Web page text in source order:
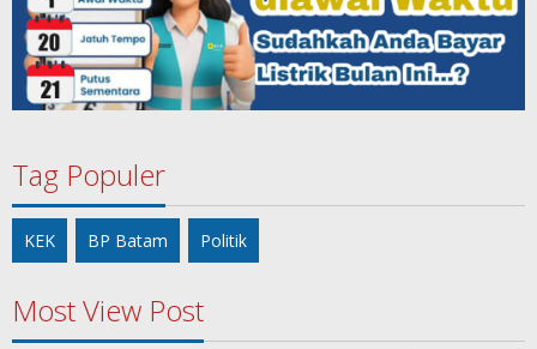
Tag Populer
KEK BP Batam Politik
Most View Post